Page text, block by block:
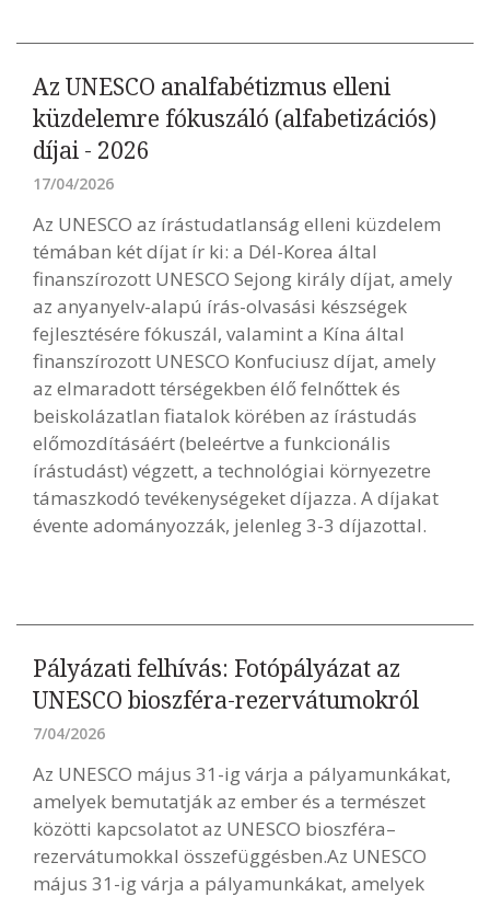
Az UNESCO analfabétizmus elleni
küzdelemre fókuszáló (alfabetizációs)
díjai - 2026
17/04/2026
Az UNESCO az írástudatlanság elleni küzdelem
témában két díjat ír ki: a Dél-Korea által
finanszírozott UNESCO Sejong király díjat, amely
az anyanyelv-alapú írás-olvasási készségek
fejlesztésére fókuszál, valamint a Kína által
finanszírozott UNESCO Konfuciusz díjat, amely
az elmaradott térségekben élő felnőttek és
beiskolázatlan fiatalok körében az írástudás
előmozdításáért (beleértve a funkcionális
írástudást) végzett, a technológiai környezetre
támaszkodó tevékenységeket díjazza. A díjakat
évente adományozzák, jelenleg 3-3 díjazottal.
Pályázati felhívás: Fotópályázat az
UNESCO bioszféra-rezervátumokról
7/04/2026
Az UNESCO május 31-ig várja a pályamunkákat,
amelyek bemutatják az ember és a természet
közötti kapcsolatot az UNESCO bioszféra–
rezervátumokkal összefüggésben.Az UNESCO
május 31-ig várja a pályamunkákat, amelyek